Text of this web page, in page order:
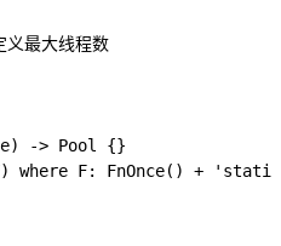
最大线程数
-> Pool {}
where F: FnOnce() +